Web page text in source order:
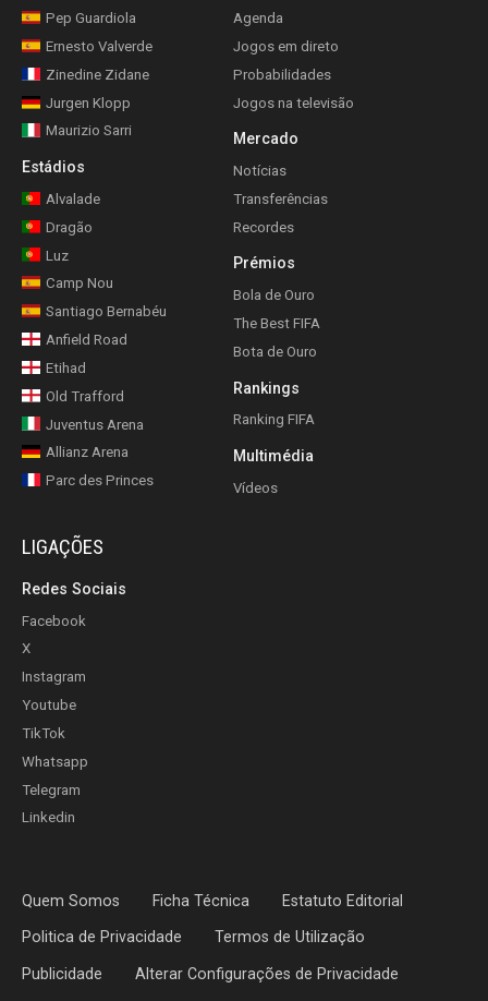
Pep Guardiola
Ernesto Valverde
Zinedine Zidane
Jurgen Klopp
Maurizio Sarri
Estádios
Alvalade
Dragão
Luz
Camp Nou
Santiago Bernabéu
Anfield Road
Etihad
Old Trafford
Juventus Arena
Allianz Arena
Parc des Princes
Agenda
Jogos em direto
Probabilidades
Jogos na televisão
Mercado
Notícias
Transferências
Recordes
Prémios
Bola de Ouro
The Best FIFA
Bota de Ouro
Rankings
Ranking FIFA
Multimédia
Vídeos
LIGAÇÕES
Redes Sociais
Facebook
X
Instagram
Youtube
TikTok
Whatsapp
Telegram
Linkedin
Quem Somos Ficha Técnica Estatuto Editorial
Politica de Privacidade Termos de Utilização
Publicidade Alterar Configurações de Privacidade